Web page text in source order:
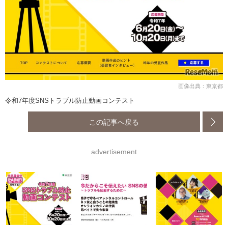
画像出典：東京都
令和7年度SNSトラブル防止動画コンテスト
この記事へ戻る
advertisement